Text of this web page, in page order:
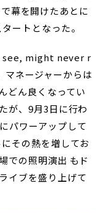
幕を開けたあとに
ートとなった。
see, might never r
ネージャーからは
どん良くなってい
が、9月3日に行わ
パワーアップして
その熱を増してお
での照明演出 もド
イブを盛り上げて